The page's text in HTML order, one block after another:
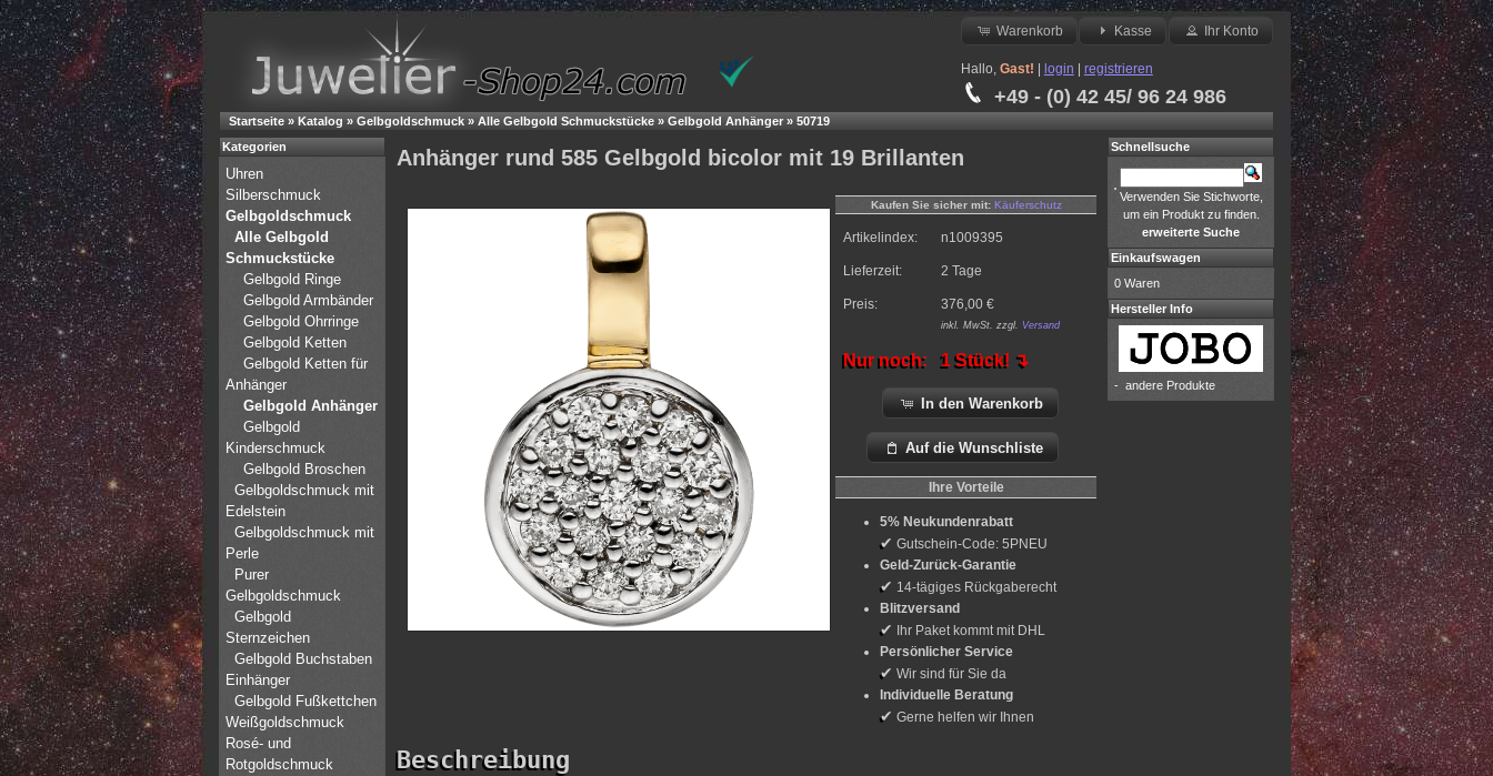
Warenkorb Kasse Ihr Konto
Hallo, Gast! login registrieren
+49 - (0) 42 45/ 96 24 986
Startseite » Katalog » Gelbgoldschmuck » Alle Gelbgold Schmuckstücke » Gelbgold Anhänger» 50719
Anhänger rund 585 Gelbgold bicolor mit 19 Brillanten
Kaufen Sie sicher mit: Käuferschutz
Artikelindex: n1009395
Lieferzeit: 2 Tage
Preis: 376,00 €
inkl. MwSt. zzgl. Versand
Nur noch: 1 Stück! ↴
In den Warenkorb
Auf die Wunschliste
Ihre Vorteile
5% Neukundenrabatt
✔ Gutschein-Code: 5PNEU
Geld-Zurück-Garantie
✔ 14-tägiges Rückgaberecht
Blitzversand
✔
Ihr Paket kommt mit DHL
Persönlicher Service
✔ Wir sind für Sie da
Individuelle Beratung
✔ Gerne helfen wir Ihnen
Beschreibung
Kategorien
Uhren
Silberschmuck
Gelbgoldschmuck
Alle Gelbgold
Schmuckstücke
Gelbgold Ringe
Gelbgold Armbänder
Gelbgold Ohrringe
Gelbgold Ketten
Gelbgold Ketten für
Anhänger
Gelbgold Anhänger
Gelbgold
Kinderschmuck
Gelbgold Broschen
Gelbgoldschmuck mit
Edelstein
Gelbgoldschmuck mit
Perle
Purer
Gelbgoldschmuck
Gelbgold
Sternzeichen
Gelbgold Buchstaben
Einhänger
Gelbgold Fußkettchen
Weißgoldschmuck
Rosé- und
Rotgoldschmuck
Schnellsuche
Verwenden Sie Stichworte,
um ein Produkt zu finden.
erweiterte Suche
Einkaufswagen
0 Waren
Hersteller Info
- andere Produkte